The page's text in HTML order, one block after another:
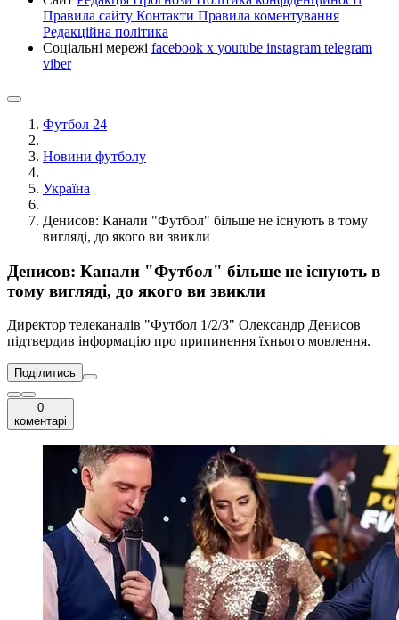
Правила сайту Контакти Правила коментування
Редакційна політика
Соціальні мережі facebook x youtube instagram telegram
viber
Футбол 24
Новини футболу
Україна
Денисов: Канали "Футбол" більше не існують в тому
вигляді, до якого ви звикли
Денисов: Канали "Футбол" більше не існують в
тому вигляді, до якого ви звикли
Директор телеканалів "Футбол 1/2/3" Олександр Денисов
підтвердив інформацію про припинення їхнього мовлення.
Поділитись
0
коментарі